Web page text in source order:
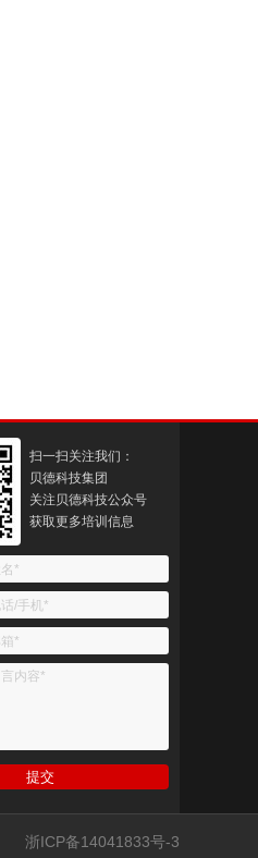
扫一扫关注我们：
贝德科技集团
关注贝德科技公众号
获取更多培训信息
浙ICP备14041833号-3